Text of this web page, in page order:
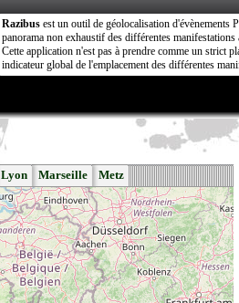
Razibus est un outil de géolocalisation d'évènements
panorama non exhaustif des différentes manifestations
Cette application n'est pas à prendre comme un strict
indicateur global de l'emplacement des différentes
Lyon Marseille Metz